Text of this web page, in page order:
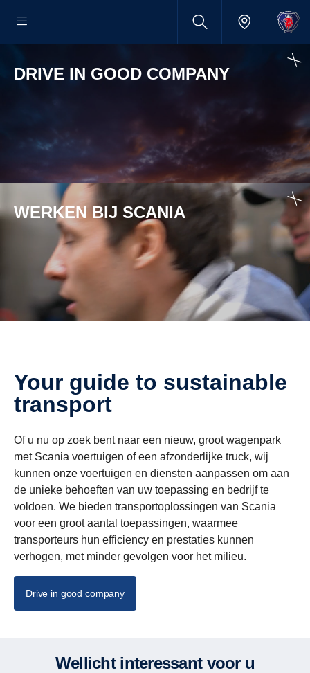
DRIVE IN GOOD COMPANY
WERKEN BIJ SCANIA
Your guide to sustainable
transport
Of u nu op zoek bent naar een nieuw, groot wagenpark
met Scania voertuigen of een afzonderlijke truck, wij
kunnen onze voertuigen en diensten aanpassen om aan
de unieke behoeften van uw toepassing en bedrijf te
voldoen. We bieden transportoplossingen van Scania
voor een groot aantal toepassingen, waarmee
transporteurs hun efficiency en prestaties kunnen
verhogen, met minder gevolgen voor het milieu.
Drive in good company
Wellicht interessant voor u